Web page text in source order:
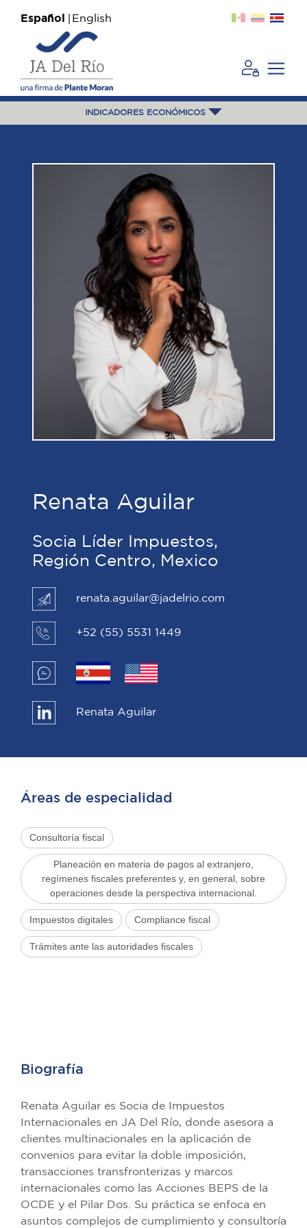
Español English
INDICADORES ECONÓMICOS
Renata Aguilar
Socia Líder Impuestos,
Región Centro, Mexico
renata.aguilar@jadelrio.com
+52 (55) 5531 1449
Renata Aguilar
Áreas de especialidad
Consultoría fiscal
Planeación en materia de pagos al extranjero,
regímenes fiscales preferentes y, en general, sobre
operaciones desde la perspectiva internacional.
Impuestos digitales Compliance fiscal
Trámites ante las autoridades fiscales
Biografía
Renata Aguilar es Socia de Impuestos
Internacionales en JA Del Río, donde asesora a
clientes multinacionales en la aplicación de
convenios para evitar la doble imposición,
transacciones transfronterizas y marcos
internacionales como las Acciones BEPS de la
OCDE y el Pilar Dos. Su práctica se enfoca en
asuntos complejos de cumplimiento y consultoría